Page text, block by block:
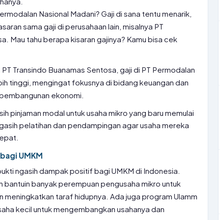
Nasional Madani? Gaji di sana tentu menarik,
sama gaji di perusahaan lain, misalnya PT
Mau tahu berapa kisaran gajinya? Kamu bisa cek
Transindo Buanamas Sentosa, gaji di PT Permodalan
tinggi, mengingat fokusnya di bidang keuangan dan
ekonomi.
pinjaman modal untuk usaha mikro yang baru memulai
pelatihan dan pendampingan agar usaha mereka
UMKM
ngasih dampak positif bagi UMKM di Indonesia.
banyak perempuan pengusaha mikro untuk
meningkatkan taraf hidupnya. Ada juga program Ulamm
kecil untuk mengembangkan usahanya dan